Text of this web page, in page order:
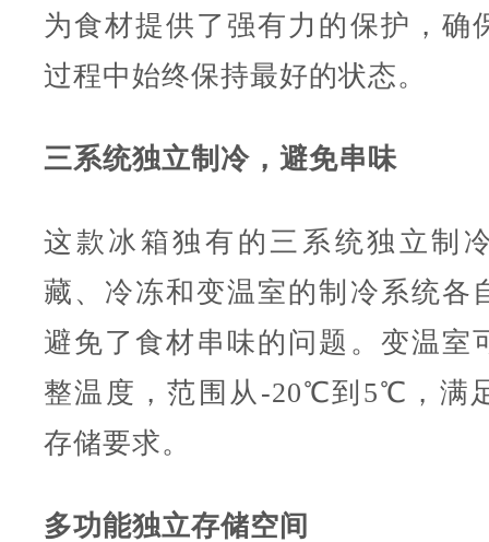
为食材提供了强有力的保护，确
过程中始终保持最好的状态。
三系统独立制冷，避免串味
这款冰箱独有的三系统独立制
藏、冷冻和变温室的制冷系统各
避免了食材串味的问题。变温室
整温度，范围从-20℃到5℃，满
存储要求。
多功能独立存储空间